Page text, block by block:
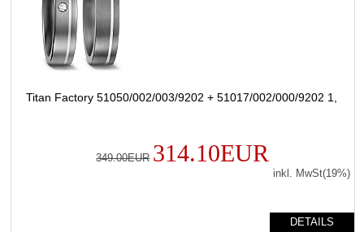
Titan Factory 51050/002/003/9202 + 51017/002/000/9202 1,
349.00EUR 314.10EUR
inkl. MwSt(19%)
DETAILS